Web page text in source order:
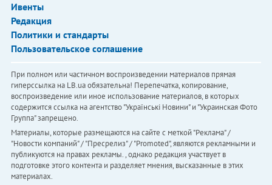
Ивенты
Редакция
Политики и стандарты
Пользовательское соглашение
При полном или частичном воспроизведении материалов прямая
гиперссылка на LB.ua обязательна! Перепечатка, копирование,
воспроизведение или иное использование материалов, в которых
содержится ссылка на агентство "Українськi Новини" и "Украинская Фото
Группа" запрещено.
Материалы, которые размещаются на сайте с меткой "Реклама" /
"Новости компаний" / "Пресрелиз" / "Promoted", являются рекламными и
публикуются на правах рекламы. , однако редакция участвует в
подготовке этого контента и разделяет мнения, высказанные в этих
материалах.